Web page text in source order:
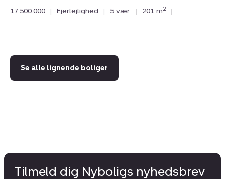
17.500.000
| Ejerlejlighed | 5 vær. | 201 m2 |
Se alle lignende boliger
Tilmeld dig Nyboligs nyhedsbrev